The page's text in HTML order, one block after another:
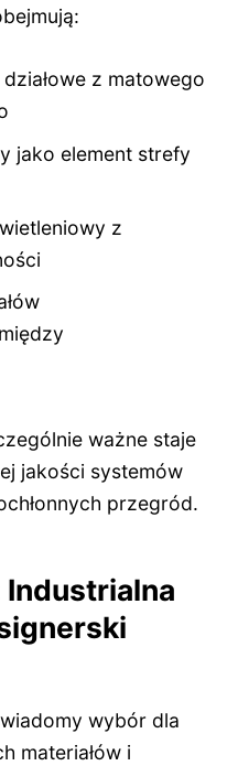
z matowego
jako element strefy
z
ważne staje
jakości systemów
przegród.
wybór dla
materiałów i